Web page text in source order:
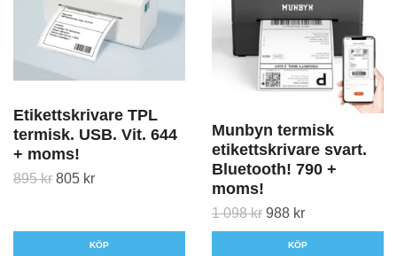
Etikettskrivare TPL
termisk. USB. Vit. 644
+ moms!
895 kr 805 kr
KÖP
Munbyn termisk
etikettskrivare svart.
Bluetooth! 790 +
moms!
1 098 kr 988 kr
KÖP